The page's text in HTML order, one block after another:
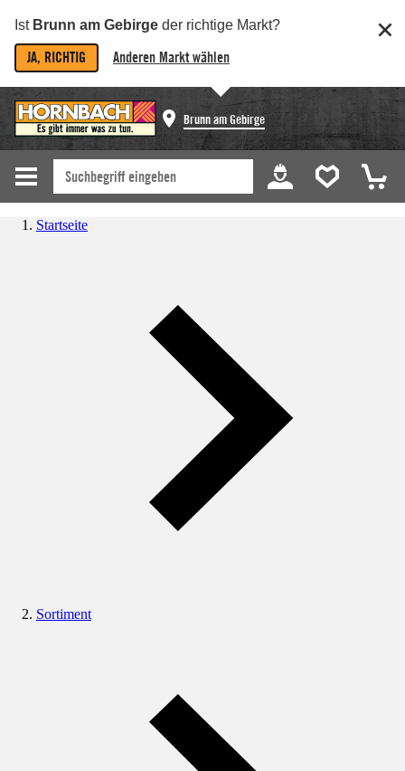
Ist Brunn am Gebirge der richtige Markt?
JA, RICHTIG Anderen Markt wählen
Brunn am Gebirge
Startseite
Sortiment